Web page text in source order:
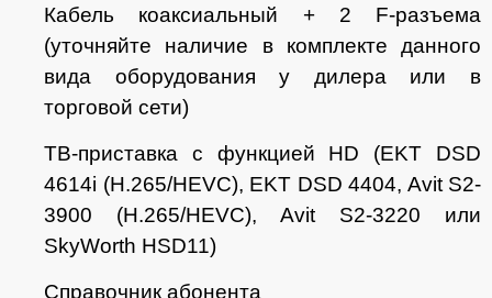
Кабель коаксиальный + 2 F-разъема
(уточняйте наличие в комплекте данного
вида оборудования у дилера или в
торговой сети)
ТВ-приставка с функцией HD (EKT DSD
4614i (H.265/HEVC), EKT DSD 4404, Avit S2-
3900 (H.265/HEVC), Avit S2-3220 или
SkyWorth HSD11)
Справочник абонента